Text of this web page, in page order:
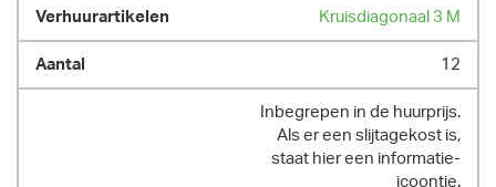
Kruisdiagonaal 3 M
12
Inbegrepen in de huurprijs.
Als er een slijtagekost is,
staat hier een informatie-
icoontje.